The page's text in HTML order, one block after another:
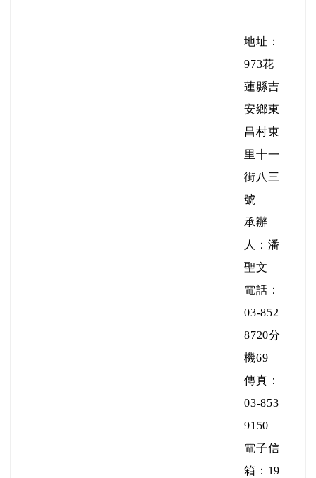
地址：
973花
蓮縣吉
安鄉東
昌村東
里十一
街八三
號
承辦
人：潘
聖文
電話：
03-852
8720分
機69
傳真：
03-853
9150
電子信
箱：19